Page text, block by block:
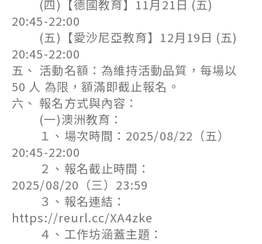
(四)【德國教育】11月21日 (五)
20:45-22:00
(五)【愛沙尼亞教育】12月19日 (五)
20:45-22:00
五、 活動名額：為維持活動品質，每場以
50 人 為限，額滿即截止報名。
六、 報名方式與內容：
(一)澳洲教育：
１、場次時間：2025/08/22（五）
20:45-22:00
２、報名截止時間：
2025/08/20（三）23:59
３、報名連結：
https://reurl.cc/XA4zke
４、工作坊涵蓋主題：